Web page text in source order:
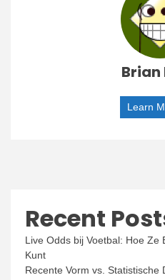
Brian
Learn
Recent
Live Odds bij Voetbal: Hoe Ze
Kunt
Recente Vorm vs. Statistische